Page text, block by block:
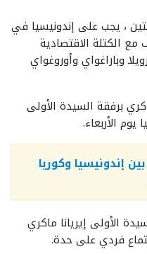
، يجب على إندونيسيا في
مع الكتلة الاقتصادية
وباراغواي وأوروغواي
برفقة السيدة الأولى
يوم الأربعاء.
إندونيسيا وكوريا
الأولى إيريانا ماكري
فردي على حدة.